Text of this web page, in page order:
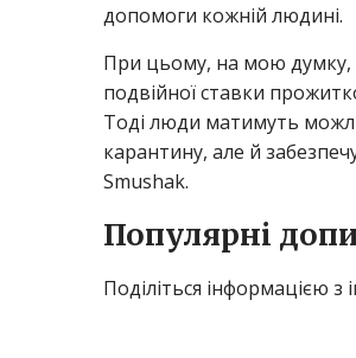
допомоги кожній людині.
При цьому, на мою думку,
подвійної ставки
Тоді люди матимуть
карантину, але й
Smushak.
Популярні
Поділіться інформацією з